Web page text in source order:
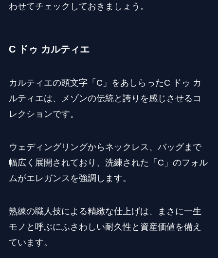
わせてチェックしておきましょう。
C ドゥ カルティエ
カルティエの頭文字「C」をあしらったC ドゥ カ
ルティエは、メゾンの伝統と誇りを感じさせるコ
レクションです。
ウェディングリングからネックレス、バッグまで
幅広く展開されており、洗練された「C」のフォル
ムがエレガンスを強調します。
熟練の職人技による精緻な仕上げは、まさに一生
モノと呼ぶにふさわしい耐久性と資産価値を備え
ています。